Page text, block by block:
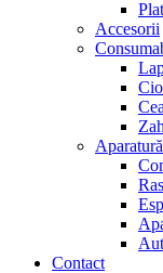
Accesorii
Aparatură
Contact